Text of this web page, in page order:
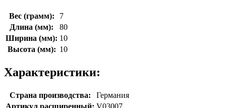
Вес (грамм):
7
Длина (мм):
80
Ширина (мм): 10
Высота (мм): 10
Характеристики:
Страна производства:
Германия
Артикул расширенный: V03007